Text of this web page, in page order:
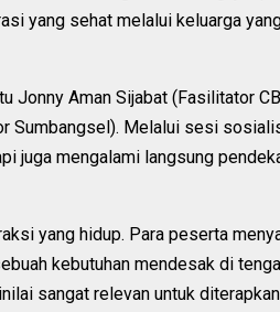
yang sehat melalui keluarga
Jonny Aman Sijabat (Fasilitator
Sumbangsel). Melalui sesi
juga mengalami langsung
yang hidup. Para peserta
kebutuhan mendesak di
sangat relevan untuk